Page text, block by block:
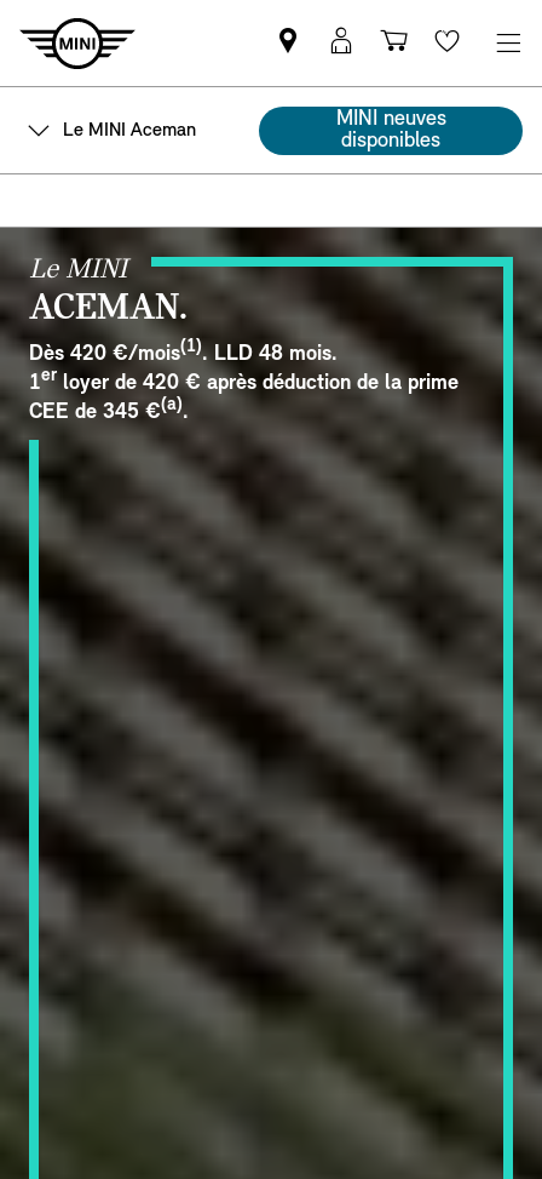
Trouver
un
partenaire
MINI
Connexion
MyMINI
PanierFavoris
Le MINI Aceman
MINI neuves
disponibles
Le MINI
ACEMAN.
Dès 420 €/mois(1). LLD 48 mois.
1er loyer de 420 € après déduction de la prime
CEE de 345 €(a).